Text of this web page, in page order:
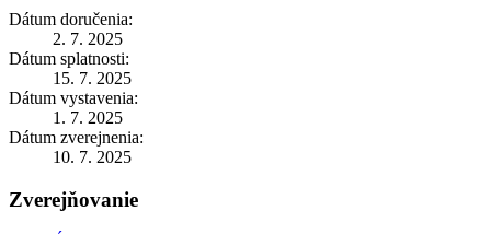
Dátum doručenia:
2. 7. 2025
Dátum splatnosti:
15. 7. 2025
Dátum vystavenia:
1. 7. 2025
Dátum zverejnenia:
10. 7. 2025
Zverejňovanie